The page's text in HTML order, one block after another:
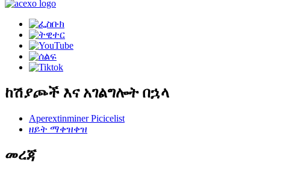
ከሽያጮች እና አገልግሎት በኋላ
Aperextinminer Picicelist
ዘይት ማቀዝቀዝ
መረጃ